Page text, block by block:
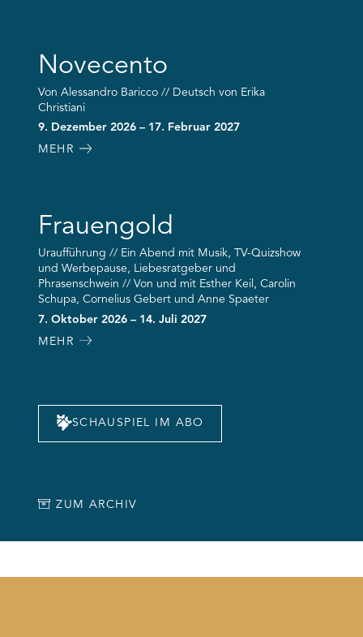
Novecento
Von Alessandro Baricco // Deutsch von Erika
Christiani
9. Dezember 2026 – 17. Februar 2027
MEHR
Frauengold
Uraufführung // Ein Abend mit Musik, TV-Quizshow
und Werbepause, Liebesratgeber und
Phrasenschwein // Von und mit Esther Keil, Carolin
Schupa, Cornelius Gebert und Anne Spaeter
7. Oktober 2026 – 14. Juli 2027
MEHR
SCHAUSPIEL IM ABO
ZUM ARCHIV